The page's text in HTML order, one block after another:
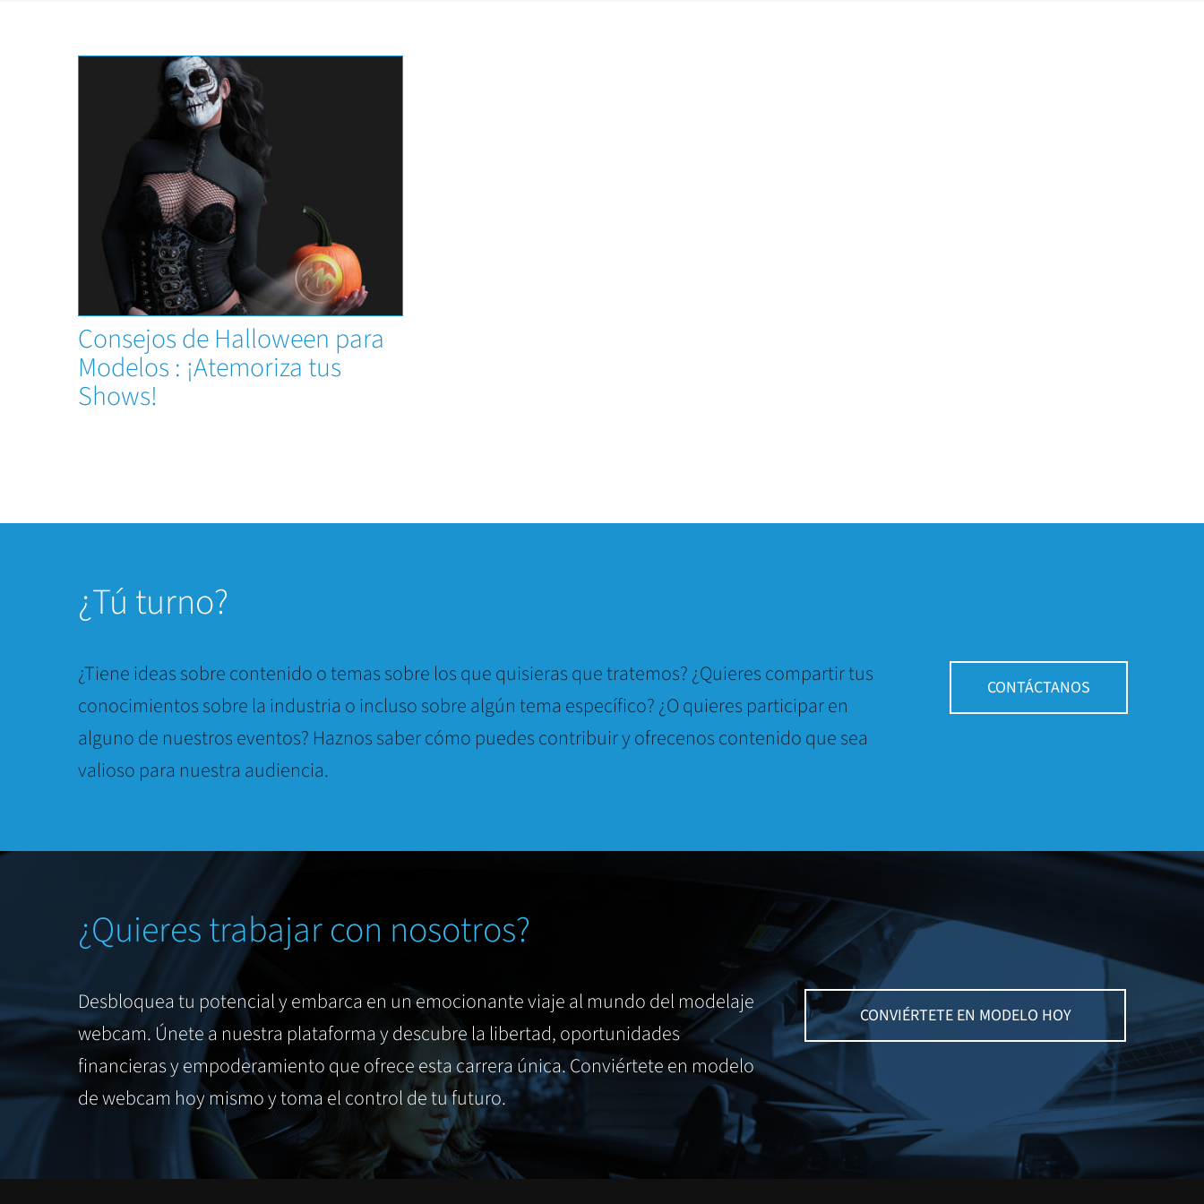
Capacitaciones
Consejos de Halloween para
Modelos : ¡Atemoriza tus
Shows!
¿Tú turno?
¿Tiene ideas sobre contenido o temas sobre los que quisieras que tratemos? ¿Quieres compartir tus
conocimientos sobre la industria o incluso sobre algún tema específico? ¿O quieres participar en
alguno de nuestros eventos? Haznos saber cómo puedes contribuir y ofrecenos contenido que sea
valioso para nuestra audiencia.
CONTÁCTANOS
¿Quieres trabajar con nosotros?
Desbloquea tu potencial y embarca en un emocionante viaje al mundo del modelaje
webcam. Únete a nuestra plataforma y descubre la libertad, oportunidades
financieras y empoderamiento que ofrece esta carrera única. Conviértete en modelo
de webcam hoy mismo y toma el control de tu futuro.
CONVIÉRTETE EN MODELO HOY